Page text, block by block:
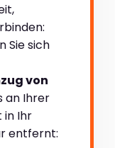
Sie sich
von
an Ihrer
in Ihr
entfernt: